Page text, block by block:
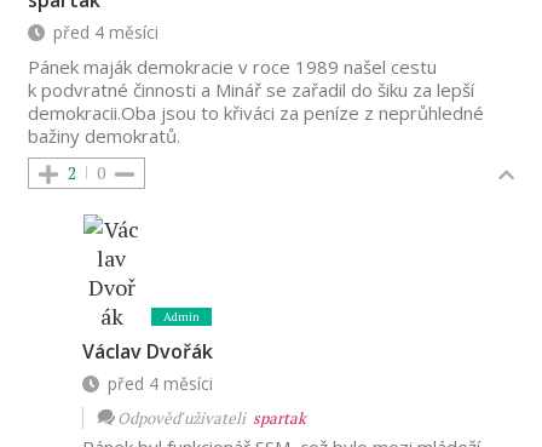
před 4 měsíci
Pánek maják demokracie v roce 1989 našel cestu
k podvratné činnosti a Minář se zařadil do šiku za lepší
demokracii.Oba jsou to křiváci za peníze z neprůhledné
bažiny demokratů.
2 0
Admin
Václav Dvořák
před 4 měsíci
Odpověď uživateli spartak